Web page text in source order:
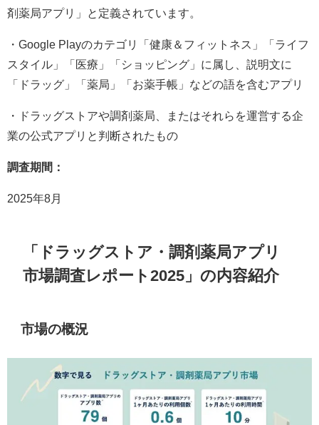
剤薬局アプリ」と定義されています。
・Google Playのカテゴリ「健康＆フィットネス」「ライフ
スタイル」「医療」「ショッピング」に属し、説明文に
「ドラッグ」「薬局」「お薬手帳」などの語を含むアプリ
・ドラッグストアや調剤薬局、またはそれらを運営する企
業の公式アプリと判断されたもの
調査期間：
2025年8月
「ドラッグストア・調剤薬局アプリ
市場調査レポート2025」の内容紹介
市場の概況